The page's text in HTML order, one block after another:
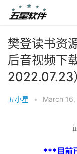
樊登读书资
后音视频下
2022.07.23
五小星 • March
***目前